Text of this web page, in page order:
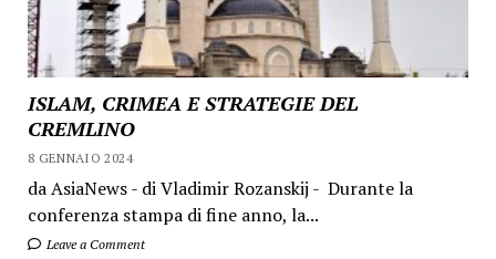
ISLAM, CRIMEA E STRATEGIE DEL
CREMLINO
8 GENNAIO 2024
da AsiaNews - di Vladimir Rozanskij - Durante la
conferenza stampa di fine anno, la...
Leave a Comment